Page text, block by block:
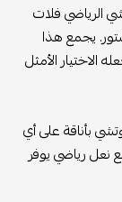
الرياضي فلات
يجمع هذا
الاختيار الأمثل
بأناقة على أي
نعل رياضي يوفر